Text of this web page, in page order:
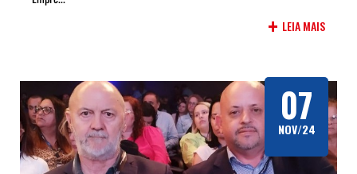
+ LEIA MAIS
07
NOV/24